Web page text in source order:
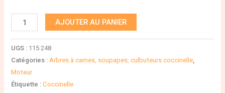
AJOUTER AU PANIER
UGS : 115 248
Catégories :Arbres à cames, soupapes, culbuteurs coccinelle,
Moteur
Étiquette :Coccinelle